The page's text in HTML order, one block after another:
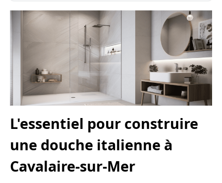
L'essentiel pour construire
une douche italienne à
Cavalaire-sur-Mer